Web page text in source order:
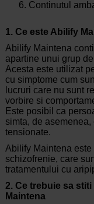
Continutul
1. Ce este Abilify
Abilify Maintena
apartine unui grup
Acesta este utilizat
cu simptome cum
lucruri care nu sunt
vorbire si
Este posibil ca
simta, de
tensionate.
Abilify Maintena
schizofrenie, care
tratamentului cu
2. Ce trebuie sa
Maintena